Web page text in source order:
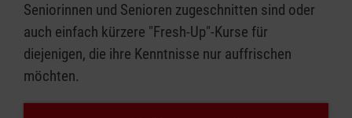
Seniorinnen und Senioren zugeschnitten sind oder
auch einfach kürzere "Fresh-Up"-Kurse für
diejenigen, die ihre Kenntnisse nur auffrischen
möchten.